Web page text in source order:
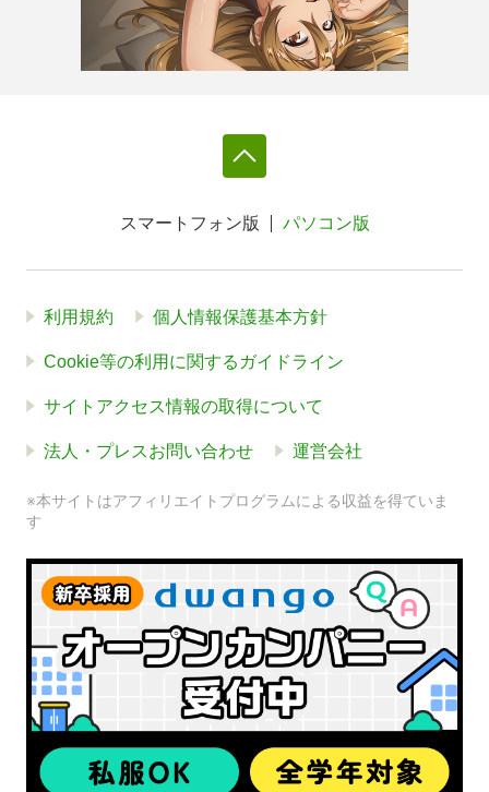
スマートフォン版 パソコン版
利用規約 個人情報保護基本方針
Cookie等の利用に関するガイドライン
サイトアクセス情報の取得について
法人・プレスお問い合わせ 運営会社
※本サイトはアフィリエイトプログラムによる収益を得ていま
す